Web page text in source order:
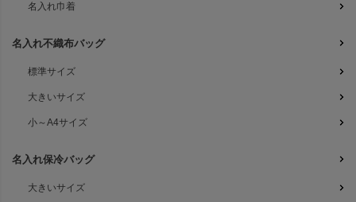
名入れ巾着
名入れ不織布バッグ
標準サイズ
大きいサイズ
小～A4サイズ
名入れ保冷バッグ
大きいサイズ